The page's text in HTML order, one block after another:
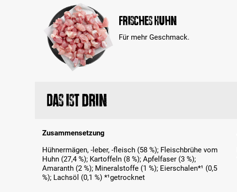
Frisches Huhn
Für mehr Geschmack.
Das ist drin
Zusammensetzung
Hühnermägen, -leber, -fleisch (58 %); Fleischbrühe vom
Huhn (27,4 %); Kartoffeln (8 %); Apfelfaser (3 %);
Amaranth (2 %); Mineralstoffe (1 %); Eierschalen*¹ (0,5
%); Lachsöl (0,1 %) *¹getrocknet